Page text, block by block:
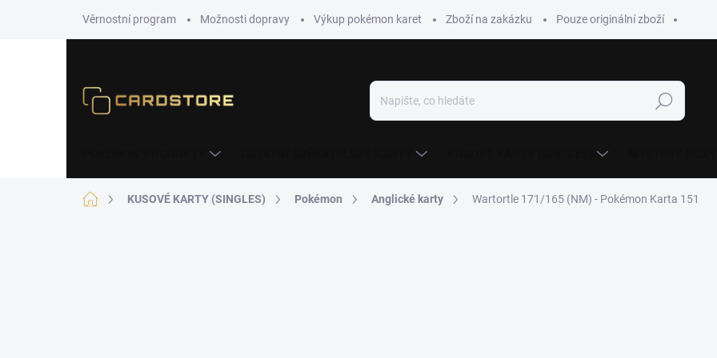
Věrnostní program Možnosti dopravy Výkup pokémon karet Zboží na zakázku Pouze originální zboží
Hledat
Domů KUSOVÉ KARTY (SINGLES) Pokémon Anglické karty Wartortle 171/165 (NM) - Pokémon Karta 151